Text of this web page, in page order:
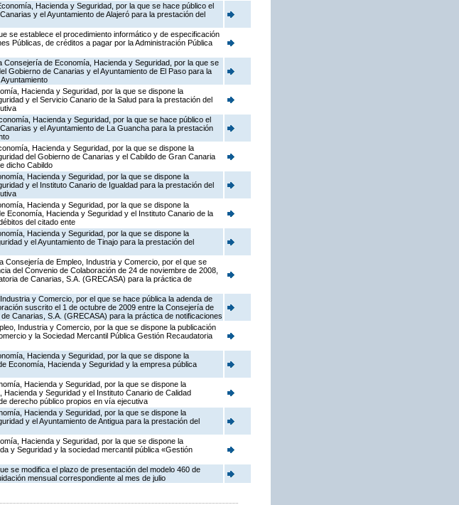
Hacienda y Seguridad, por la que se hace público el
y el Ayuntamiento de Alajeró para la prestación del
se establece el procedimiento informático y de especificación
Públicas, de créditos a pagar por la Administración Pública
de Economía, Hacienda y Seguridad, por la que se
Gobierno de Canarias y el Ayuntamiento de El Paso para la
Hacienda y Seguridad, por la que se dispone la
y el Servicio Canario de la Salud para la prestación del
Hacienda y Seguridad, por la que se hace público el
y el Ayuntamiento de La Guancha para la prestación
Hacienda y Seguridad, por la que se dispone la
del Gobierno de Canarias y el Cabildo de Gran Canaria
dicho Cabildo
Hacienda y Seguridad, por la que se dispone la
y el Instituto Canario de Igualdad para la prestación del
Hacienda y Seguridad, por la que se dispone la
Economía, Hacienda y Seguridad y el Instituto Canario de la
del citado ente
Hacienda y Seguridad, por la que se dispone la
y el Ayuntamiento de Tinajo para la prestación del
Consejería de Empleo, Industria y Comercio, por el que se
del Convenio de Colaboración de 24 de noviembre de 2008,
de Canarias, S.A. (GRECASA) para la práctica de
y Comercio, por el que se hace pública la adenda de
suscrito el 1 de octubre de 2009 entre la Consejería de
Canarias, S.A. (GRECASA) para la práctica de notificaciones
Industria y Comercio, por la que se dispone la publicación
y la Sociedad Mercantil Pública Gestión Recaudatoria
Hacienda y Seguridad, por la que se dispone la
Economía, Hacienda y Seguridad y la empresa pública
Hacienda y Seguridad, por la que se dispone la
y Seguridad y el Instituto Canario de Calidad
derecho público propios en vía ejecutiva
Hacienda y Seguridad, por la que se dispone la
y el Ayuntamiento de Antigua para la prestación del
Hacienda y Seguridad, por la que se dispone la
y Seguridad y la sociedad mercantil pública «Gestión
se modifica el plazo de presentación del modelo 460 de
mensual correspondiente al mes de julio